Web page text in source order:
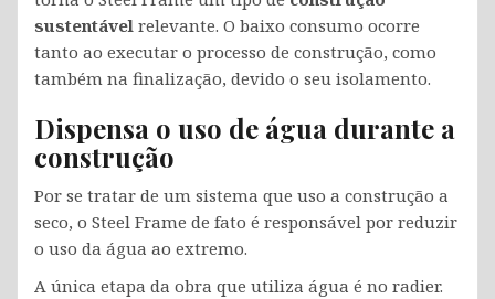
sustentável relevante. O baixo consumo ocorre
tanto ao executar o processo de construção, como
também na finalização, devido o seu isolamento.
Dispensa o uso de água durante a
construção
Por se tratar de um sistema que uso a construção a
seco, o Steel Frame de fato é responsável por reduzir
o uso da água ao extremo.
A única etapa da obra que utiliza água é no radier.